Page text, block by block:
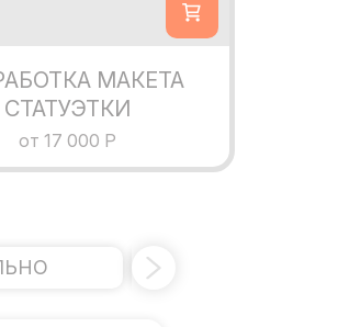
МАКЕТА
СТАТУЭТКИ
от 17 000 Р